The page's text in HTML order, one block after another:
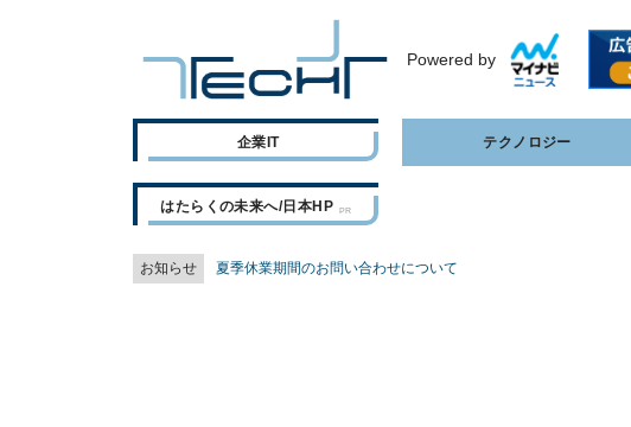
Powered by
企業IT テクノロジー
はたらくの未来へ/日本HP
お知らせ 夏季休業期間のお問い合わせについて